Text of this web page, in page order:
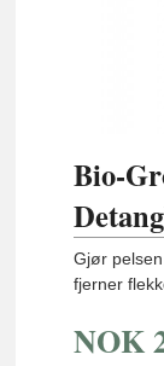
Bio-
Gjør
fjerner
NOK